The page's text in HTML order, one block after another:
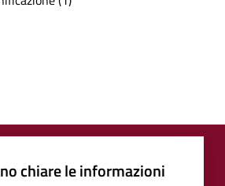
chiare le informazioni